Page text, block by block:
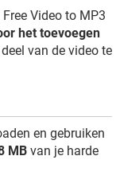
Video to MP3
het toevoegen
van de video te
en gebruiken
MB van je harde